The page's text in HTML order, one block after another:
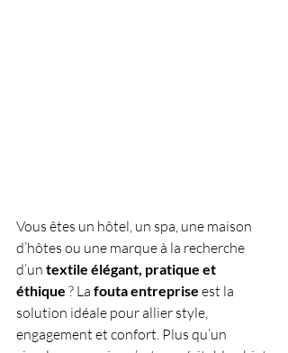
Vous êtes un hôtel, un spa, une maison
d’hôtes ou une marque à la recherche
d’un textile élégant, pratique et
éthique ? La fouta entreprise est la
solution idéale pour allier style,
engagement et confort. Plus qu’un